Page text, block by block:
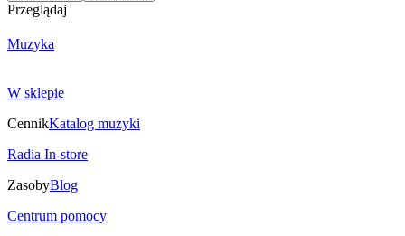
Przeglądaj
Muzyka
W sklepie
CennikKatalog muzyki
Radia In-store
ZasobyBlog
Centrum pomocy